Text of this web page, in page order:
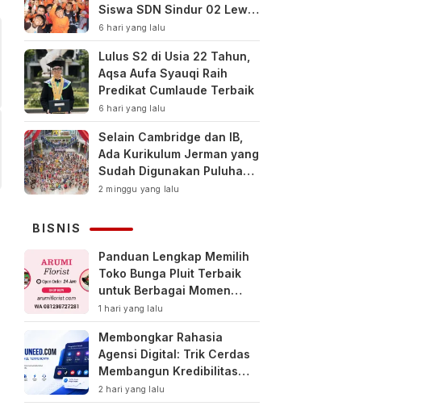
Siswa SDN Sindur 02 Lewat
Program SIGERCEP
6 hari yang lalu
Lulus S2 di Usia 22 Tahun,
Aqsa Aufa Syauqi Raih
Predikat Cumlaude Terbaik
6 hari yang lalu
Selain Cambridge dan IB,
Ada Kurikulum Jerman yang
Sudah Digunakan Puluhan
Tahun di Indonesia
2 minggu yang lalu
BISNIS
Panduan Lengkap Memilih
Toko Bunga Pluit Terbaik
untuk Berbagai Momen
Spesial
1 hari yang lalu
Membongkar Rahasia
Agensi Digital: Trik Cerdas
Membangun Kredibilitas
Toko Online Baru
2 hari yang lalu